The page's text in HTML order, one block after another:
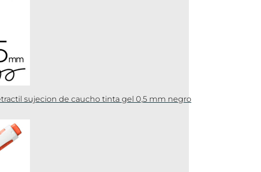
sujecion de caucho tinta gel 0,5 mm negro